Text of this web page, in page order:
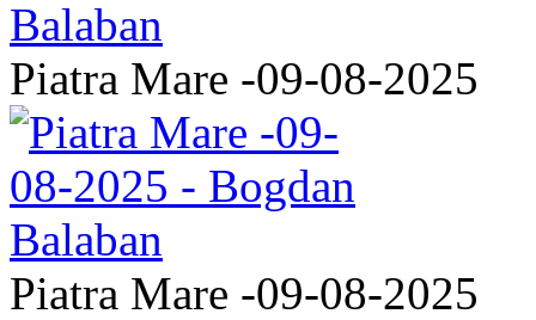
Piatra Mare -09-08-2025
Piatra Mare -09-08-2025